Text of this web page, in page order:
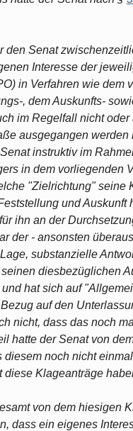
den Senat
Interesse der
in Verfahren wie dem
, dem Auskunfts-
im Regelfall nicht
ausgegangen werden
instruktiv im
in dem vorliegenden
"Zielrichtung" seine
und Auskunft
ihn an der
der - ansonsten
substanzielle
diesbezüglichen
hat sich auf
auf den
nicht, dass das noch
hatte der Senat von
diesem noch nicht
diese Klageanträge
von dem hiesigen
dass ein eigenes